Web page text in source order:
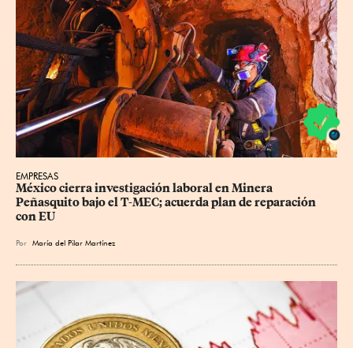
EMPRESAS
México cierra investigación laboral en Minera
Peñasquito bajo el T-MEC; acuerda plan de reparación
con EU
Por María del Pilar Martínez